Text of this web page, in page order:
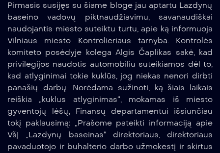
Pirmasis susijęs su šiame bloge jau aptartu Lazdynų
baseino vadovų piktnaudžiavimu, savanaudiškai
naudojantis miesto suteiktu turtu, apie ką informuoja
Vilniaus miesto Kontrolieriaus tarnyba. Kontrolės
komiteto posėdyje kolega Algis Čaplikas sakė, kad
privilegijos naudotis automobiliu suteikiamos dėl to,
kad atlyginimai tokie kuklūs, jog niekas nenori dirbti
panašių darbų. Norėdama sužinoti, ką šiais laikais
reiškia „kuklus atlyginimas“, mokamas iš miesto
gyventojų lėšų, Finansų departamentui išsiunčiau
tokį paklausimą: „Prašome pateikti informaciją apie
VšĮ „Lazdynų baseinas“ direktoriaus, direktoriaus
pavaduotojo ir buhalterio darbo užmokestį ir skirtus